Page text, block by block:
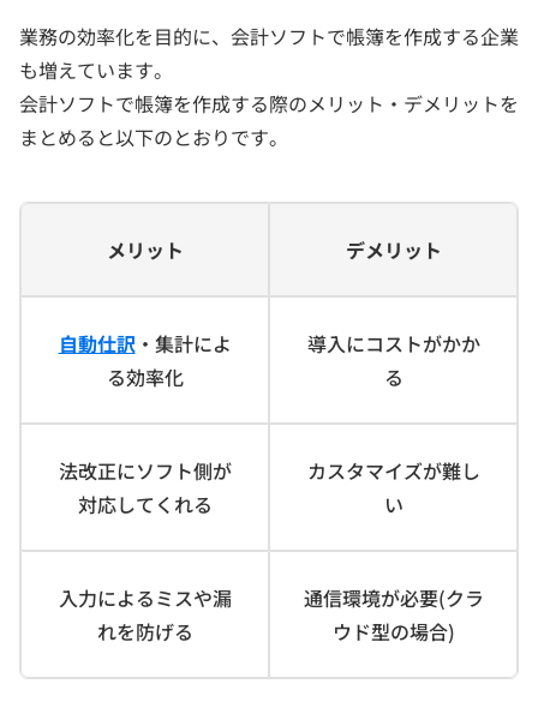
業務の効率化を目的に、会計ソフトで帳簿を作成する企業
も増えています。
会計ソフトで帳簿を作成する際のメリット・デメリットを
まとめると以下のとおりです。
メリット デメリット
自動仕訳・集計によ
る効率化
導入にコストがかか
る
法改正にソフト側が
対応してくれる
カスタマイズが難し
い
入力によるミスや漏
れを防げる
通信環境が必要(クラ
ウド型の場合)